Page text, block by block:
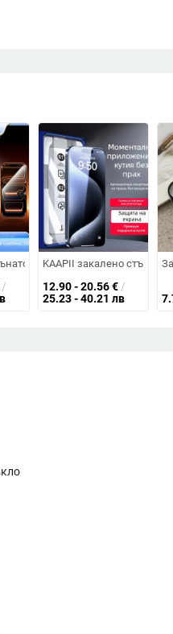
ултра тънък, HD прозрачен,
закалено стъкло с пълно
/
KAAPII закалено стъкло
12.90 - 20.56€ /
25.23 - 40.21 лв